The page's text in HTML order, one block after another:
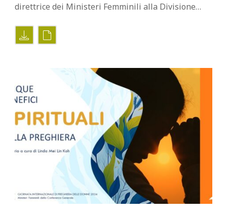
direttrice dei Ministeri Femminili alla Divisione…